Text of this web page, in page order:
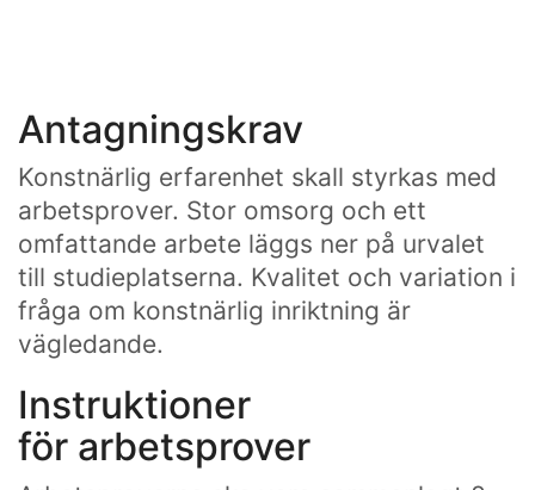
Antagningskrav
Konstnärlig erfarenhet skall styrkas med
arbetsprover. Stor omsorg och ett
omfattande arbete läggs ner på urvalet
till studieplatserna. Kvalitet och variation i
fråga om konstnärlig inriktning är
vägledande.
Instruktioner
för arbetsprover